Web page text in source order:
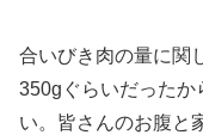
合いびき肉の量に関
350gぐらいだったか
い。皆さんのお腹と